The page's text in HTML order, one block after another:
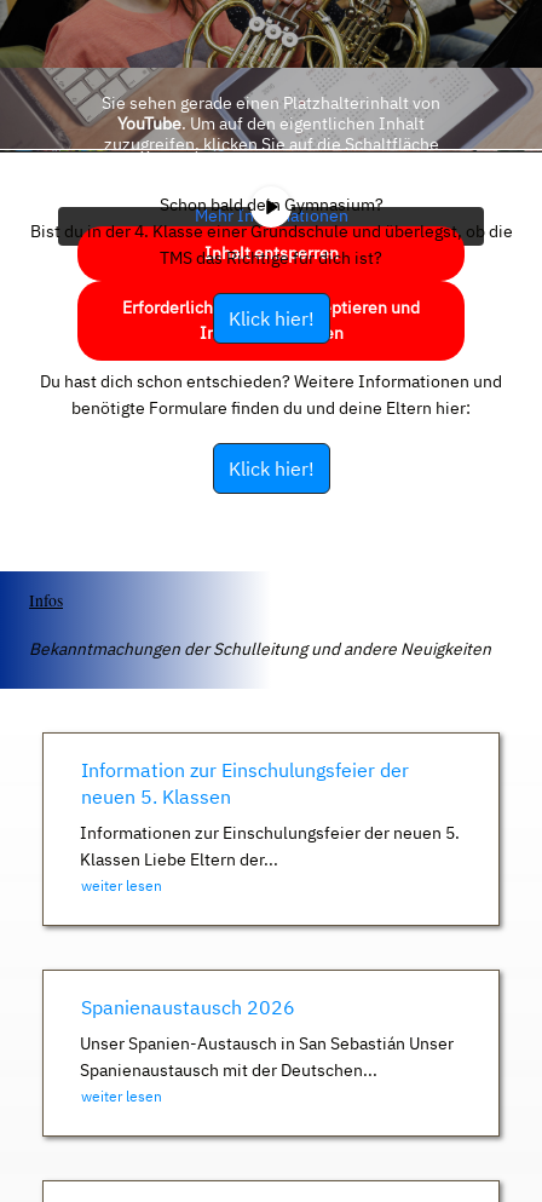
Sie sehen gerade einen Platzhalterinhalt von
YouTube. Um auf den eigentlichen Inhalt
zuzugreifen, klicken Sie auf die Schaltfläche
Mehr Informationen
Inhalt entsperren
Erforderlichen Service akzeptieren und
Inhalte entsperren
Schon bald dein Gymnasium?
Bist du in der 4. Klasse einer Grundschule und überlegst, ob die
TMS das Richtige für dich ist?
Klick hier!
Du hast dich schon entschieden? Weitere Informationen und
benötigte Formulare finden du und deine Eltern hier:
Klick hier!
Infos
Bekanntmachungen der Schulleitung und andere Neuigkeiten
Information zur Einschulungsfeier der
neuen 5. Klassen
Informationen zur Einschulungsfeier der neuen 5.
Klassen Liebe Eltern der...
weiter lesen
Spanienaustausch 2026
Unser Spanien-Austausch in San Sebastián Unser
Spanienaustausch mit der Deutschen...
weiter lesen